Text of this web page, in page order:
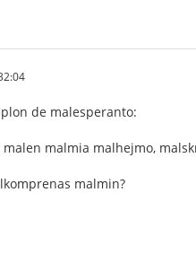
de malesperanto:
malen malmia malhejmo,
malmin?